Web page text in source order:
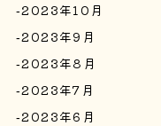
2023年10月
2023年9月
2023年8月
2023年7月
2023年6月